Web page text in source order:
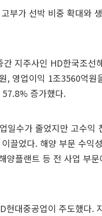
부가 선박 비중 확대와
간 지주사인 HD한국조
, 영업이익 1조3560억
증가했다.
일수가 줄었지만 고수익
끌었다. 해양 부문 수익
양플랜트 등 전 사업 부
현대중공업이 주도했다.